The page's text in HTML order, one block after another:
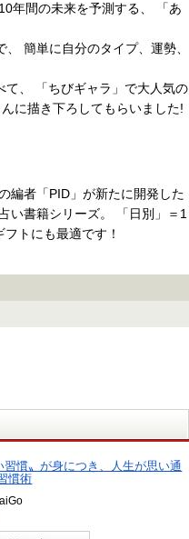
年間の未来を予測する、 「あ
簡単に自分のタイプ、運勢、
て、 「ちびギャラ」で大人気の
に描き下ろしてもらいました!
編者「PID」が新たに開発した
い書籍シリーズ。 「日別」＝1
トにも最適です！
習慣〟が身につき、人生が思い通
慣術